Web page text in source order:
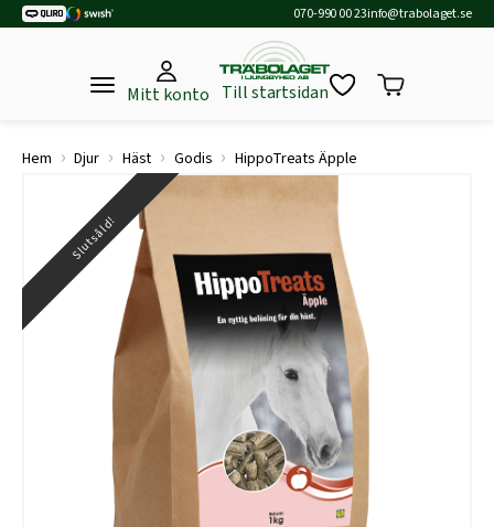
070-990 00 23info@trabolaget.se
Mitt konto Till startsidan
Hem › Djur › Häst › Godis › HippoTreats Äpple
Slutsåld!